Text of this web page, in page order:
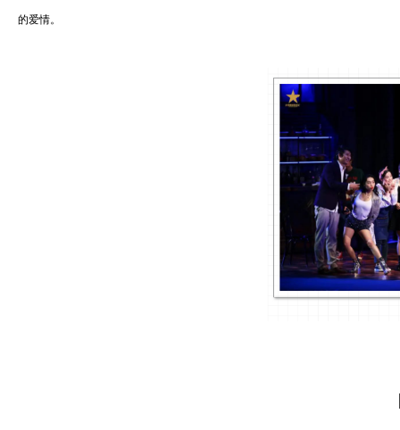
的爱情。